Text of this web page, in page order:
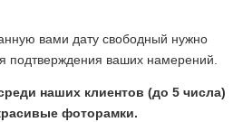
вами дату свободный нужно
подтверждения ваших намерений.
наших клиентов (до 5 числа)
фоторамки.